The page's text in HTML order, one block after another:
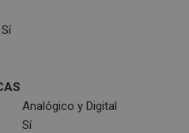
Sí
Analógico y Digital
Sí